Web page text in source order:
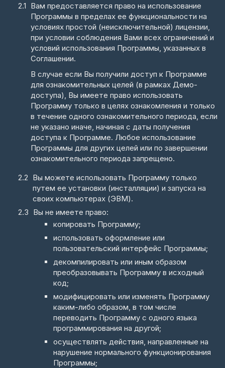
Вам предоставляется право на использование
Программы в пределах ее функциональности на
условиях простой (неисключительной) лицензии,
при условии соблюдения Вами всех ограничений и
условий использования Программы, указанных в
Соглашении.
В случае если Вы получили доступ к Программе
для ознакомительных целей (в рамках Демо-
доступа), Вы имеете право использовать
Программу только в целях ознакомления и только
в течение одного ознакомительного периода, если
не указано иначе, начиная с даты получения
доступа к Программе. Любое использование
Программы для других целей или по завершении
ознакомительного периода запрещено.
Вы можете использовать Программу только
путем ее установки (инсталляции) и запуска на
своих компьютерах (ЭВМ).
Вы не имеете право:
копировать Программу;
использовать оформление или
пользовательский интерфейс Программы;
декомпилировать или иным образом
преобразовывать Программу в исходный
код;
модифицировать или изменять Программу
каким-либо образом, в том числе
переводить Программу с одного языка
программирования на другой;
осуществлять действия, направленные на
нарушение нормального функционирования
Программы;